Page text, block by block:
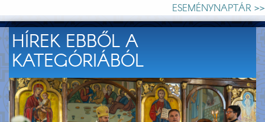
ESEMÉNYNAPTÁR >>
HÍREK EBBŐL A
KATEGÓRIÁBÓL